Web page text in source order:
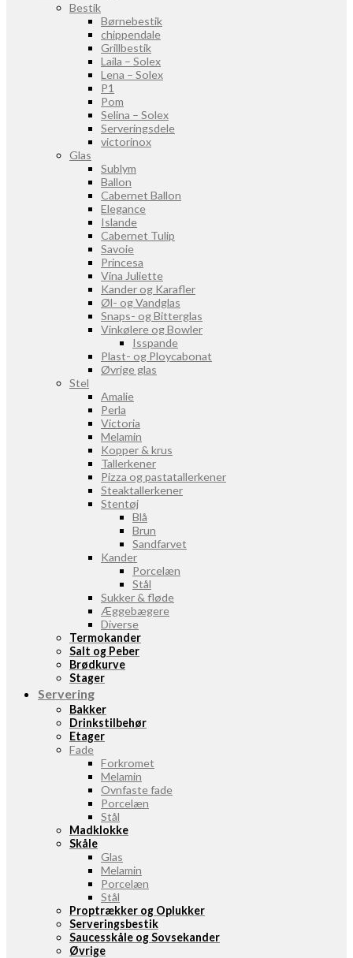
Bestik
Børnebestik
chippendale
Grillbestik
Laila – Solex
Lena – Solex
P1
Pom
Selina – Solex
Serveringsdele
victorinox
Glas
Sublym
Ballon
Cabernet Ballon
Elegance
Islande
Cabernet Tulip
Savoie
Princesa
Vina Juliette
Kander og Karafler
Øl- og Vandglas
Snaps- og Bitterglas
Vinkølere og Bowler
Isspande
Plast- og Ploycabonat
Øvrige glas
Stel
Amalie
Perla
Victoria
Melamin
Kopper & krus
Tallerkener
Pizza og pastatallerkener
Steaktallerkener
Stentøj
Blå
Brun
Sandfarvet
Kander
Porcelæn
Stål
Sukker & fløde
Æggebægere
Diverse
Termokander
Salt og Peber
Brødkurve
Stager
Servering
Bakker
Drinkstilbehør
Etager
Fade
Forkromet
Melamin
Ovnfaste fade
Porcelæn
Stål
Madklokke
Skåle
Glas
Melamin
Porcelæn
Stål
Proptrækker og Oplukker
Serveringsbestik
Saucesskåle og Sovsekander
Øvrige